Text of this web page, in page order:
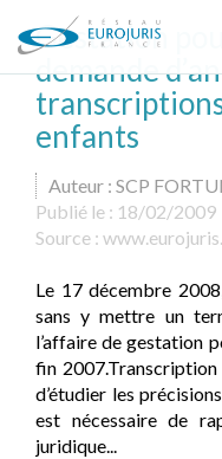
Gestation
demande
enfants
Auteur : SCP
Publié le : 18/02/2009
Source :
Le 17 décembre
sans y mettre un
l’affaire de gestation
fin
d’étudier les
est nécessaire de
juridique...